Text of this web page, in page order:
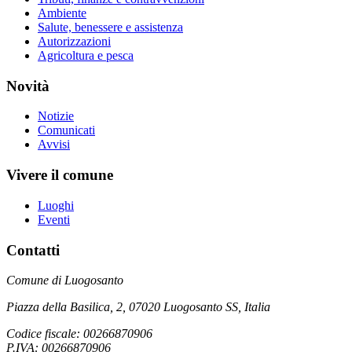
Ambiente
Salute, benessere e assistenza
Autorizzazioni
Agricoltura e pesca
Novità
Notizie
Comunicati
Avvisi
Vivere il comune
Luoghi
Eventi
Contatti
Comune di Luogosanto
Piazza della Basilica, 2, 07020 Luogosanto SS, Italia
Codice fiscale: 00266870906
P.IVA: 00266870906